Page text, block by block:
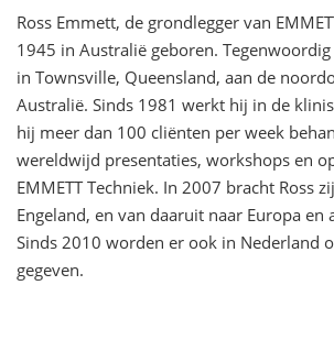
Ross Emmett, de grondlegger van
1945 in Australië geboren.
in Townsville, Queensland, aan de
Australië. Sinds 1981 werkt hij in de
hij meer dan 100 cliënten per week
wereldwijd presentaties, workshops en
EMMETT Techniek. In 2007 bracht Ross
Engeland, en van daaruit naar Europa en
Sinds 2010 worden er ook in Nederland
gegeven.